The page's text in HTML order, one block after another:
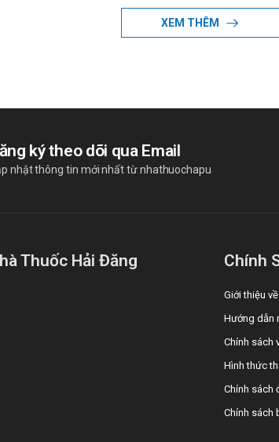
XEM THÊM
ký theo dõi qua Email
nhật thông tin mới nhất từ nhathuochapu
Thuốc Hải Đăng Chính
Giới thiệu
Hướng dẫn
Chính sách
Hình thức
Chính sách
Chính sách